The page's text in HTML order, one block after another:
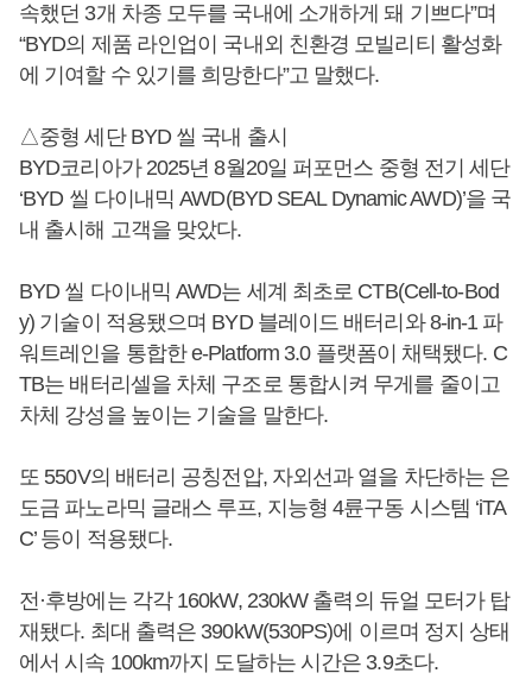
속했던 3개 차종 모두를 국내에 소개하게 돼 기쁘다”며
“BYD의 제품 라인업이 국내외 친환경 모빌리티 활성화
에 기여할 수 있기를 희망한다”고 말했다.
△중형 세단 BYD 씰 국내 출시
BYD코리아가 2025년 8월20일 퍼포먼스 중형 전기 세단
‘BYD 씰 다이내믹 AWD(BYD SEAL Dynamic AWD)’을 국
내 출시해 고객을 맞았다.
BYD 씰 다이내믹 AWD는 세계 최초로 CTB(Cell-to-Bod
y) 기술이 적용됐으며 BYD 블레이드 배터리와 8-in-1 파
워트레인을 통합한 e-Platform 3.0 플랫폼이 채택됐다. C
TB는 배터리셀을 차체 구조로 통합시켜 무게를 줄이고
차체 강성을 높이는 기술을 말한다.
또 550V의 배터리 공칭전압, 자외선과 열을 차단하는 은
도금 파노라믹 글래스 루프, 지능형 4륜구동 시스템 ‘iTA
C’ 등이 적용됐다.
전·후방에는 각각 160kW, 230kW 출력의 듀얼 모터가 탑
재됐다. 최대 출력은 390kW(530PS)에 이르며 정지 상태
에서 시속 100km까지 도달하는 시간은 3.9초다.